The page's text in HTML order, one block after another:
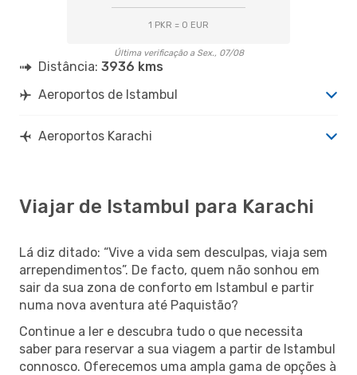
1 PKR = 0 EUR
Última verificação a Sex., 07/08
Distância: 3936 kms
Aeroportos de Istambul
Aeroportos Karachi
Viajar de Istambul para Karachi
Lá diz ditado: “Vive a vida sem desculpas, viaja sem
arrependimentos”. De facto, quem não sonhou em
sair da sua zona de conforto em Istambul e partir
numa nova aventura até Paquistão?
Continue a ler e descubra tudo o que necessita
saber para reservar a sua viagem a partir de Istambul
connosco. Oferecemos uma ampla gama de opções à